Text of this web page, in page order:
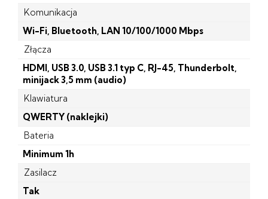
Komunikacja
Wi-Fi, Bluetooth, LAN 10/100/1000 Mbps
Złącza
HDMI, USB 3.0, USB 3.1 typ C, RJ-45, Thunderbolt,
minijack 3,5 mm (audio)
Klawiatura
QWERTY (naklejki)
Bateria
Minimum 1h
Zasilacz
Tak